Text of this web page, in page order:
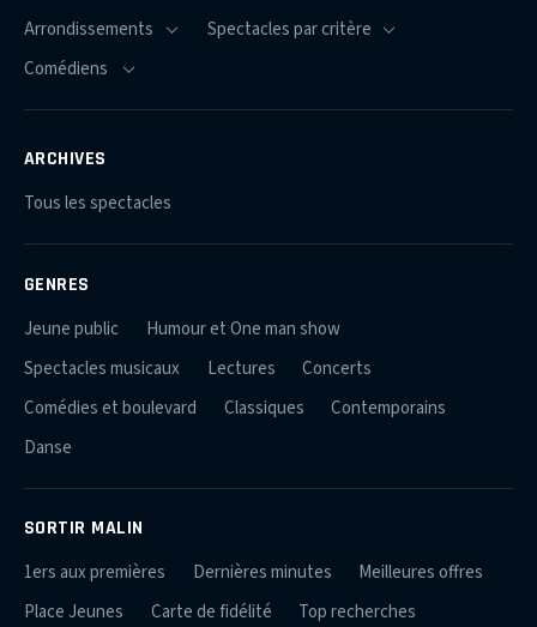
ARCHIVES
Tous les spectacles
GENRES
Jeune public
Humour et One man show
Spectacles musicaux
Lectures
Concerts
Comédies et boulevard
Classiques
Contemporains
Danse
SORTIR MALIN
1ers aux premières Dernières minutes
Meilleures offres
Place Jeunes
Carte de fidélité Top recherches